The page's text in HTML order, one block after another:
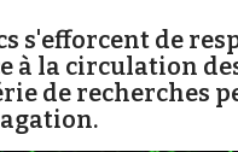
s'efforcent de
la circulation des
de recherches